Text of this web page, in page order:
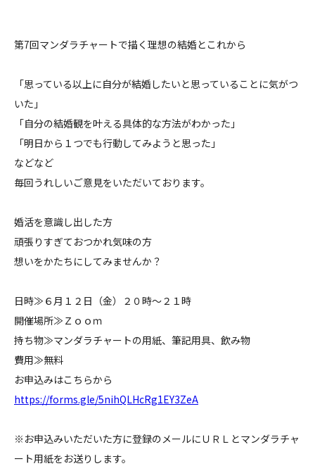
料金について
成婚者の声
よくあるご質問
第7回マンダラチャートで描く理想の結婚とこれから
「思っている以上に自分が結婚したいと思っていることに気がつ
いた」
「自分の結婚観を叶える具体的な方法がわかった」
「明日から１つでも行動してみようと思った」
などなど
毎回うれしいご意見をいただいております。
婚活を意識し出した方
頑張りすぎておつかれ気味の方
想いをかたちにしてみませんか？
日時≫６月１２日（金）２０時～２１時
開催場所≫Ｚｏｏｍ
持ち物≫マンダラチャートの用紙、筆記用具、飲み物
費用≫無料
お申込みはこちらから
https://forms.gle/5nihQLHcRg1EY3ZeA
※お申込みいただいた方に登録のメールにＵＲＬとマンダラチャ
ート用紙をお送りします。